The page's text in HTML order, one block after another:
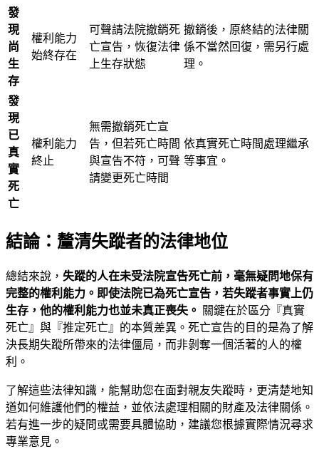
發
現
尚
生
存
權利能力
始終存在
可聲請法院撤銷死
亡宣告，恢復法律
上生存狀態
撤銷後，原終結的法律關
係不當然回復，需另行處
理。
發
現
已
真
實
死
亡
權利能力
終止
無需撤銷死亡宣
告，但若死亡時間
與宣告不符，可聲
請變更死亡時間
依真實死亡時間處理繼承
等事宜。
結論：釐清失蹤者的法律地位
總結來說， 失蹤的人在未受法院宣告死亡前，毫無疑問地保有
完整的權利能力。即使法院已為死亡宣告，若失蹤者事實上仍
生存，他的權利能力也並未真正喪失。
關鍵在於區分『真實
死亡』與『推定死亡』的本質差異。死亡宣告的目的是為了解
決長期失蹤所帶來的法律僵局，而非剝奪一個活著的人的權
利。
了解這些法律知識，能幫助您在面對親友失蹤時，更清楚地知
道如何維護他們的權益，並依法處理相關的財產及法律關係。
若有進一步的疑問或需要具體協助，建議您根據實際情況尋求
專業意見。